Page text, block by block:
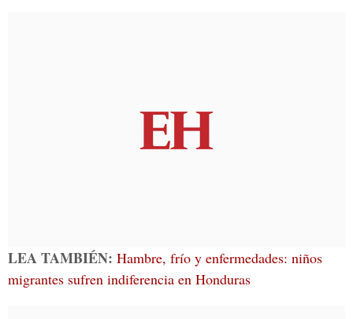
LEA TAMBIÉN: Hambre, frío y enfermedades: niños
migrantes sufren indiferencia en Honduras